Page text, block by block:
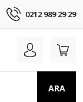
0212 989 29 29
ARA